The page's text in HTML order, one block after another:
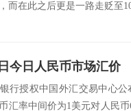
而在此之后更是一路走贬至
今日人民币市场汇价
行授权中国外汇交易中心公
汇率中间价为1美元对人民币